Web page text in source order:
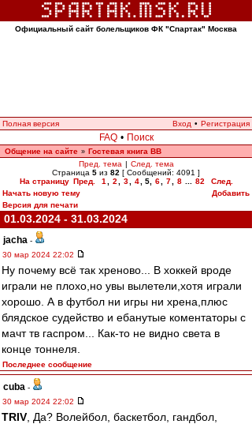
Официальный сайт болельщиков ФК "Спартак" Москва
Полная версия Вход • Регистрация
FAQ • Поиск
Общение на сайте » Гостевая книга ВВ
Пред. тема | След. тема
Страница 5 из 82 [ Сообщений: 4091 ]
На страницу Пред. 1 2 3 4 5, 6 7 8 82
След.
Начать новую тему
Добавить
Версия для печати
01.03.2024 - 31.03.2024
jacha -
30 мар 2024 22:02
Ну почему всё так хреново... В хоккей вроде
играли не плохо,но увы вылетели,хотя играли
хорошо. А в футбол ни игры ни хрена,плюс
блядское судейство и ебанутые коментаторы с
мачт тв гаспром... Как-то не видно света в
конце тоннеля.
Последнее сообщение
cuba -
30 мар 2024 22:02
TRIV , Да? Волейбол, баскетбол, гандбол,